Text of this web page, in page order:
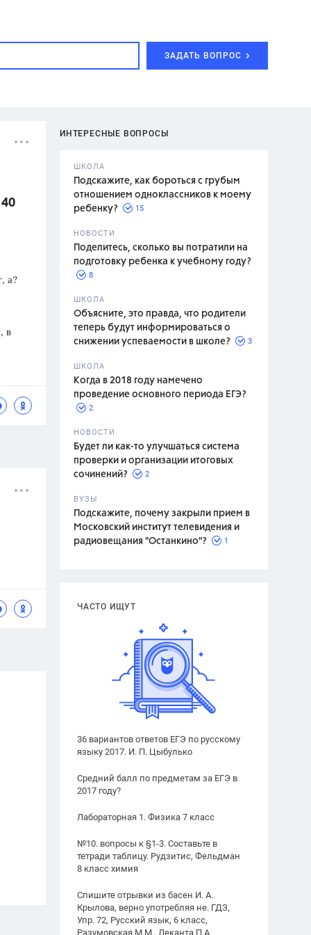
ЗАДАТЬ ВОПРОС
ИНТЕРЕСНЫЕ ВОПРОСЫ
ШКОЛА
Подскажите, как бороться с грубым
отношением одноклассников к моему
ребенку?
15
НОВОСТИ
Поделитесь, сколько вы потратили на
подготовку ребенка к учебному году?
8
ШКОЛА
Объясните, это правда, что родители
теперь будут информироваться о
снижении успеваемости в школе?
3
ШКОЛА
Когда в 2018 году намечено
проведение основного периода ЕГЭ?
2
НОВОСТИ
Будет ли как-то улучшаться система
проверки и организации итоговых
сочинений?
2
ВУЗЫ
Подскажите, почему закрыли прием в
Московский институт телевидения и
радиовещания "Останкино"?
1
ЧАСТО ИЩУТ
36 вариантов ответов ЕГЭ по русскому
языку 2017. И. П. Цыбулько
Средний балл по предметам за ЕГЭ в
2017 году?
Лабораторная 1. Физика 7 класс
№10. вопросы к §1-3. Составьте в
тетради таблицу. Рудзитис, Фельдман
8 класс химия
Спишите отрывки из басен И. А.
Крылова, верно употребляя не. ГДЗ,
Упр. 72, Русский язык, 6 класс,
Разумовская М.М., Леканта П.А.
а?
в